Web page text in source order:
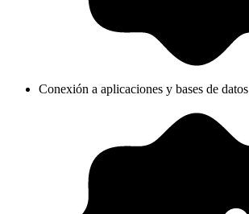
Conexión a aplicaciones y bases de datos